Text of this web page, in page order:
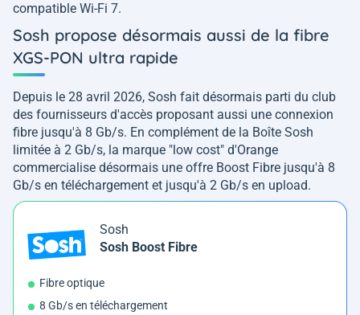
compatible Wi-Fi 7.
Sosh propose désormais aussi de la fibre
XGS-PON ultra rapide
Depuis le 28 avril 2026, Sosh fait désormais parti du club
des fournisseurs d'accès proposant aussi une connexion
fibre jusqu'à 8 Gb/s. En complément de la Boîte Sosh
limitée à 2 Gb/s, la marque "low cost" d'Orange
commercialise désormais une offre Boost Fibre jusqu'à 8
Gb/s en téléchargement et jusqu'à 2 Gb/s en upload.
Sosh
Sosh Boost Fibre
Fibre optique
8 Gb/s en téléchargement